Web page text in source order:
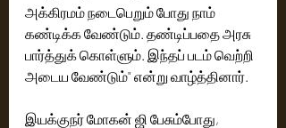
அக்கிரமம் நடைபெறும் போது நாம்
கண்டிக்க வேண்டும். தண்டிப்பதை அரசு
பார்த்துக் கொள்ளும். இந்தப் படம் வெற்றி
அடைய வேண்டும்" என்று வாழ்த்தினார்.
இயக்குநர் மோகன் ஜி பேசும்போது,